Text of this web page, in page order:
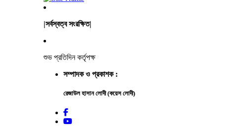
|সর্বস্বত্ব সংরক্ষিত|
শুভ প্রতিদিন কর্তৃপক্ষ
সম্পাদক ও প্রকাশক :
রেজাউল হাসান লোদী (কয়েস লোদী)